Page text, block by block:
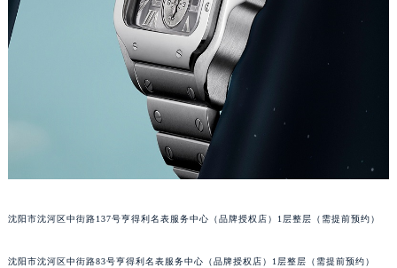
沈阳市沈河区中街路137号亨得利名表服务中心（品牌授权店）1层整层（需提前预约）
沈阳市沈河区中街路83号亨得利名表服务中心（品牌授权店）1层整层（需提前预约）